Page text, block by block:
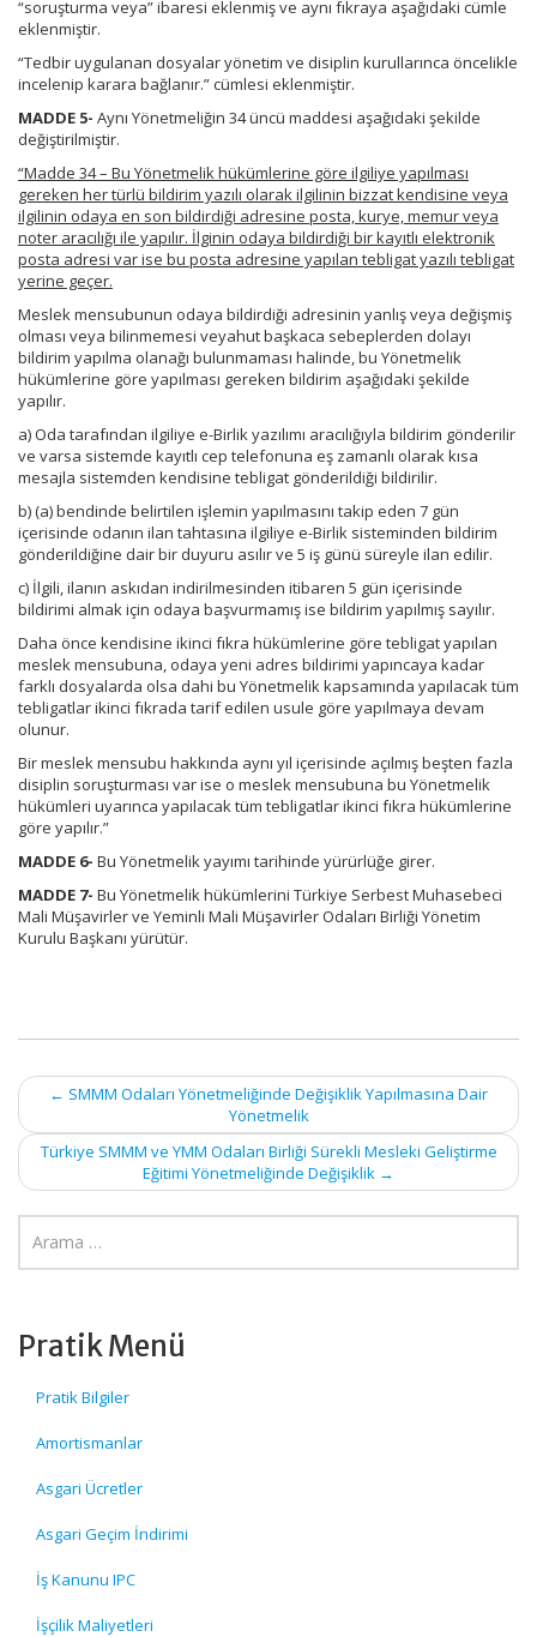
“soruşturma veya” ibaresi eklenmiş ve aynı fıkraya aşağıdaki cümle
eklenmiştir.
“Tedbir uygulanan dosyalar yönetim ve disiplin kurullarınca öncelikle
incelenip karara bağlanır.” cümlesi eklenmiştir.
MADDE 5- Aynı Yönetmeliğin 34 üncü maddesi aşağıdaki şekilde
değiştirilmiştir.
“Madde 34 – Bu Yönetmelik hükümlerine göre ilgiliye yapılması
gereken her türlü bildirim yazılı olarak ilgilinin bizzat kendisine veya
ilgilinin odaya en son bildirdiği adresine posta, kurye, memur veya
noter aracılığı ile yapılır. İlginin odaya bildirdiği bir kayıtlı elektronik
posta adresi var ise bu posta adresine yapılan tebligat yazılı tebligat
yerine geçer.
Meslek mensubunun odaya bildirdiği adresinin yanlış veya değişmiş
olması veya bilinmemesi veyahut başkaca sebeplerden dolayı
bildirim yapılma olanağı bulunmaması halinde, bu Yönetmelik
hükümlerine göre yapılması gereken bildirim aşağıdaki şekilde
yapılır.
a) Oda tarafından ilgiliye e-Birlik yazılımı aracılığıyla bildirim gönderilir
ve varsa sistemde kayıtlı cep telefonuna eş zamanlı olarak kısa
mesajla sistemden kendisine tebligat gönderildiği bildirilir.
b) (a) bendinde belirtilen işlemin yapılmasını takip eden 7 gün
içerisinde odanın ilan tahtasına ilgiliye e-Birlik sisteminden bildirim
gönderildiğine dair bir duyuru asılır ve 5 iş günü süreyle ilan edilir.
c) İlgili, ilanın askıdan indirilmesinden itibaren 5 gün içerisinde
bildirimi almak için odaya başvurmamış ise bildirim yapılmış sayılır.
Daha önce kendisine ikinci fıkra hükümlerine göre tebligat yapılan
meslek mensubuna, odaya yeni adres bildirimi yapıncaya kadar
farklı dosyalarda olsa dahi bu Yönetmelik kapsamında yapılacak tüm
tebligatlar ikinci fıkrada tarif edilen usule göre yapılmaya devam
olunur.
Bir meslek mensubu hakkında aynı yıl içerisinde açılmış beşten fazla
disiplin soruşturması var ise o meslek mensubuna bu Yönetmelik
hükümleri uyarınca yapılacak tüm tebligatlar ikinci fıkra hükümlerine
göre yapılır.”
MADDE 6- Bu Yönetmelik yayımı tarihinde yürürlüğe girer.
MADDE 7- Bu Yönetmelik hükümlerini Türkiye Serbest Muhasebeci
Mali Müşavirler ve Yeminli Mali Müşavirler Odaları Birliği Yönetim
Kurulu Başkanı yürütür.
Post
navigation
← SMMM Odaları Yönetmeliğinde Değişiklik Yapılmasına Dair
Yönetmelik
Türkiye SMMM ve YMM Odaları Birliği Sürekli Mesleki Geliştirme
Eğitimi Yönetmeliğinde Değişiklik →
Pratik Menü
Pratik Bilgiler
Amortismanlar
Asgari Ücretler
Asgari Geçim İndirimi
İş Kanunu IPC
İşçilik Maliyetleri